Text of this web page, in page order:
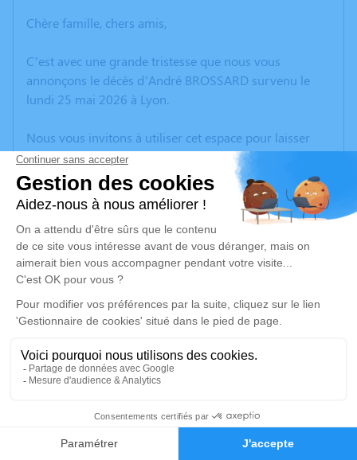
Faire-part Hommages
Chère famille, chers amis,
C’est avec une grande tristesse que nous vous
annonçons le décès d’André BROSSARD survenu le
lundi 25 mai 2026 à Lyon.
Nous vous invitons à utiliser cet espace pour laisser
vos condoléances, partager des photos souvenirs, une
anecdote ou exprimer vos pensées à travers des
poèmes ou des textes. Cet endroit est un lieu
d'expression dédié à honorer la mémoire d’André
BROSSARD.
Un service de plantation d’arbre hommage est
disponible ici.
Je rends hommage
Cérémonie religieuse
Eglise de Toussieu
69780 Toussieu